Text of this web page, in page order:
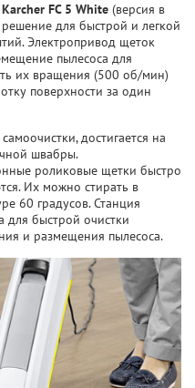
Karcher FC 5 White (версия в
для быстрой и легкой
Электропривод щеток
пылесоса для
их вращения (500 об/мин)
поверхности за один
достигается на
швабры.
роликовые щетки быстро
Их можно стирать в
60 градусов. Станция
для быстрой очистки
и размещения пылесоса.